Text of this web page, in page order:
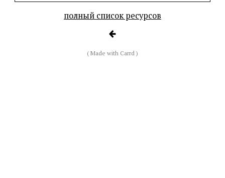
полный список ресурсов
( Made with Carrd )